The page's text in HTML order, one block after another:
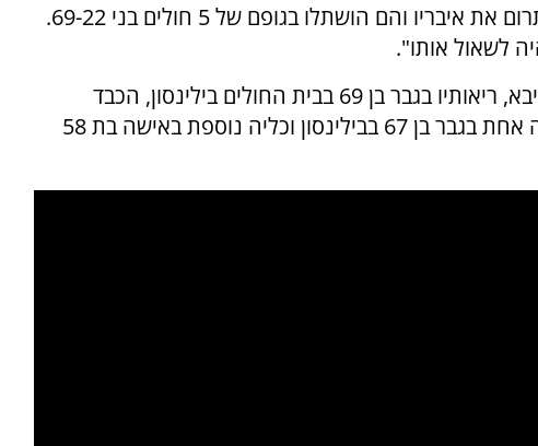
משפחתו של יגאל יהושע הי"ד החליטה לתרום את איבריו והם הושתלו בגופם של 5 חולים בני 69-22.
לשאול אותו".
לבו של יהושע ז"ל הושתל בחולה בן 49 בשיבא, ריאותיו בגבר בן 69 בבית החולים בילינסון, הכבד
הושתל בבת 22 בבית החולים איכילוב, כליה אחת בגבר בן 67 בבילינסון וכליה נוספת באישה בת 58